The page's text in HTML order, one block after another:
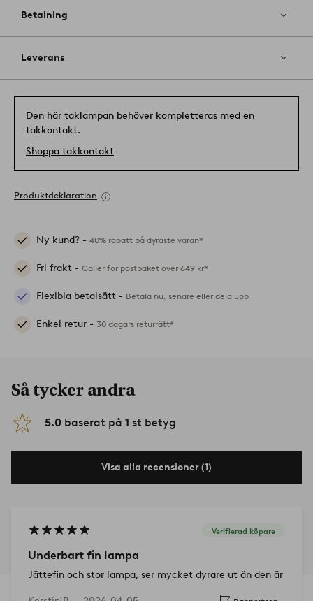
Betalning
Leverans
Den här taklampan behöver kompletteras med en
takkontakt.
Shoppa takkontakt
Produktdeklaration
Ny kund? - 40% rabatt på dyraste varan*
Fri frakt - Gäller för postpaket över 649 kr*
Flexibla betalsätt - Betala nu, senare eller dela upp
Enkel retur - 30 dagars returrätt*
Så tycker andra
5.0 baserat på 1 st betyg
Visa alla recensioner (1)
Verifierad köpare
Underbart fin lampa
Jättefin och stor lampa, ser mycket dyrare ut än den är